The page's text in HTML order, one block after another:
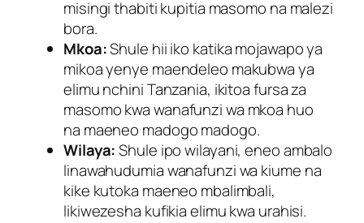
misingi thabiti kupitia masomo na malezi
bora.
Mkoa:Shule hii iko katika mojawapo ya
mikoa yenye maendeleo makubwa ya
elimu nchini Tanzania, ikitoa fursa za
masomo kwa wanafunzi wa mkoa huo
na maeneo madogo madogo.
Wilaya:Shule ipo wilayani, eneo ambalo
linawahudumia wanafunzi wa kiume na
kike kutoka maeneo mbalimbali,
likiwezesha kufikia elimu kwa urahisi.